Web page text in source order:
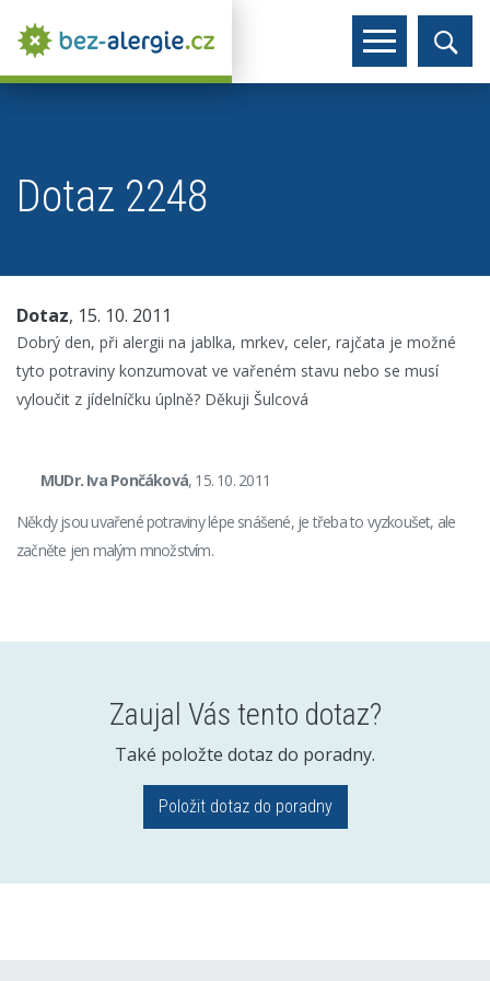
Dotaz 2248
Dotaz, 15. 10. 2011
Dobrý den, při alergii na jablka, mrkev, celer, rajčata je možné
tyto potraviny konzumovat ve vařeném stavu nebo se musí
vyloučit z jídelníčku úplně? Děkuji Šulcová
MUDr. Iva Pončáková, 15. 10. 2011
Někdy jsou uvařené potraviny lépe snášené, je třeba to vyzkoušet, ale
začněte jen malým množstvím.
Zaujal Vás tento dotaz?
Také položte dotaz do poradny.
Položit dotaz do poradny